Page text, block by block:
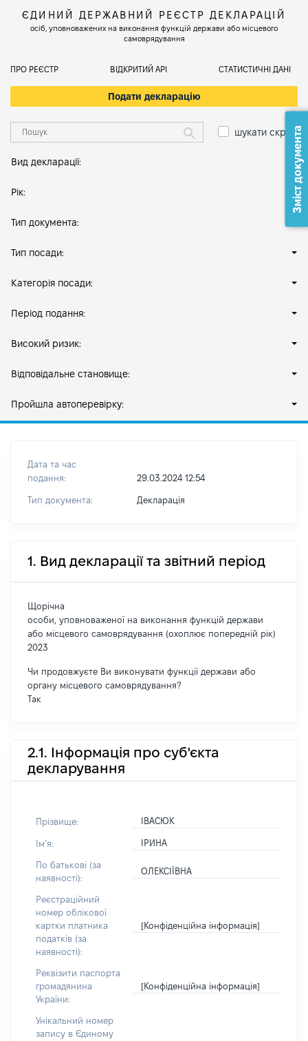
ЄДИНИЙ ДЕРЖАВНИЙ РЕЄСТР ДЕКЛАРАЦІЙ
осіб, уповноважених на виконання функцій держави або місцевого
самоврядування
ПРО РЕЄСТР ВІДКРИТИЙ АРІ СТАТИСТИЧНІ ДАНІ
Подати декларацію
шукати скрізь
Вид декларації:
Рік:
Тип документа:
Тип посади:
Категорія посади:
Період подання:
Високий ризик:
Відповідальне становище:
Пройшла автоперевірку:
Дата та час
подання:
29.03.2024 12:54
Тип документа: Декларація
1. Вид декларації та звітний період
Щорічна
особи, уповноваженої на виконання функцій держави
або місцевого самоврядування (охоплює попередній рік)
2023
Чи продовжуєте Ви виконувати функції держави або
органу місцевого самоврядування?
Так
2.1. Інформація про суб'єкта
декларування
Прізвище: ІВАСЮК
Імʼя: ІРИНА
По батькові (за
наявності):
ОЛЕКСІЇВНА
Реєстраційний
номер облікової
картки платника
податків (за
наявності):
[Конфіденційна інформація]
Реквізити паспорта
громадянина
України:
[Конфіденційна інформація]
Унікальний номер
запису в Єдиному
Зміст документа